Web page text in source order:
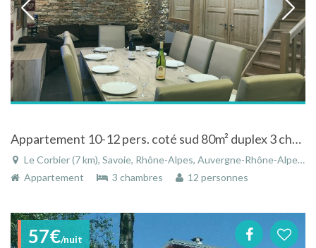
Appartement 10-12 pers. coté sud 80m² duplex 3 chambres 2 Sdbains 2 WC + balnéo
Le Corbier (7 km), Savoie, Rhône-Alpes, Auvergne-Rhône-Alpes, France
Appartement
3 chambres 12 personnes
57€/nuit